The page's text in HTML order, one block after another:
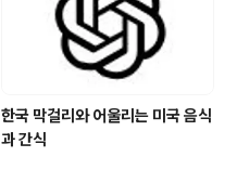
한국 막걸리와 어울리는 미국 음식
과 간식